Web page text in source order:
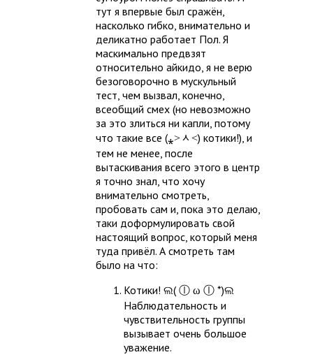
тут я впервые был сражён,
насколько гибко, внимательно и
деликатно работает Пол. Я
маскимально предвзят
относительно айкидо, я не верю
безоговорочно в мускульный
тест, чем вызвал, конечно,
всеобщий смех (но невозможно
за это злиться ни капли, потому
что такие все (⁎˃ᆺ˂) котики!), и
тем не менее, после
вытаскивания всего этого в центр
я точно знал, что хочу
внимательно смотреть,
пробовать сам и, пока это делаю,
таки доформулировать свой
настоящий вопрос, который меня
туда привёл. А смотреть там
было на что:
Котики! ଲ( ⓛ ω ⓛ *)ଲ
Наблюдательность и
чувствительность группы
вызывает очень большое
уважение.